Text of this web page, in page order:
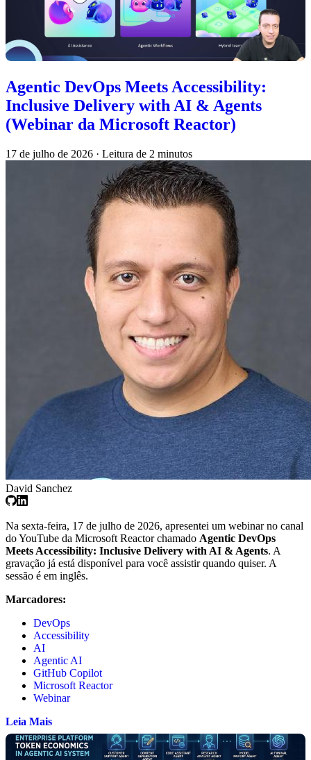
Agentic DevOps Meets Accessibility:
Inclusive Delivery with AI & Agents
(Webinar da Microsoft Reactor)
17 de julho de 2026 · Leitura de 2 minutos
David Sanchez
Na sexta-feira, 17 de julho de 2026, apresentei um webinar no canal
do YouTube da Microsoft Reactor chamado Agentic DevOps
Meets Accessibility: Inclusive Delivery with AI & Agents. A
gravação já está disponível para você assistir quando quiser. A
sessão é em inglês.
Marcadores:
DevOps
Accessibility
AI
Agentic AI
GitHub Copilot
Microsoft Reactor
Webinar
Leia Mais